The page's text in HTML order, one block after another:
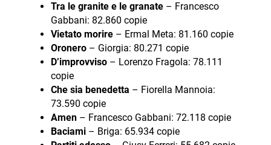
Tra le granite e le granate – Francesco
Gabbani: 82.860 copie
Vietato morire – Ermal Meta: 81.160 copie
Oronero – Giorgia: 80.271 copie
D’improvviso – Lorenzo Fragola: 78.111
copie
Che sia benedetta – Fiorella Mannoia:
73.590 copie
Amen – Francesco Gabbani: 72.118 copie
Baciami – Briga: 65.934 copie